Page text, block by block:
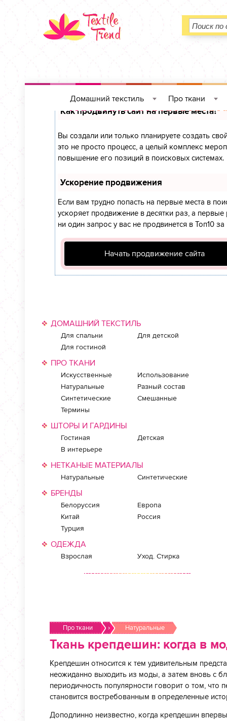
Домашний текстиль Про ткани
Как продвинуть сайт на первые места?
Вы создали или только планируете создать
это не просто процесс, а целый комплекс
повышение его позиций в поисковых системах.
Ускорение продвижения
Если вам трудно попасть на первые места в
ускоряет продвижение в десятки раз, а
ни один запрос у вас не продвинется в Топ10
Начать продвижение сайта
ДОМАШНИЙ ТЕКСТИЛЬ
Для спальни
Для детской
Для гостиной
ПРО ТКАНИ
Искусственные
Использование
Натуральные
Разный состав
Синтетические
Смешанные
Термины
ШТОРЫ И ГАРДИНЫ
Гостиная
Детская
В интерьере
НЕТКАНЫЕ МАТЕРИАЛЫ
Натуральные Синтетические
БРЕНДЫ
Белоруссия
Европа
Китай
Россия
Турция
ОДЕЖДА
Взрослая Уход. Стирка
Про ткани › Натуральные
Ткань крепдешин: когда в
Крепдешин относится к тем удивительным
неожиданно выходить из моды, а затем вновь с
периодичность популярности говорит о том,
становится востребованным в определенные
Доподлинно неизвестно, когда крепдешин